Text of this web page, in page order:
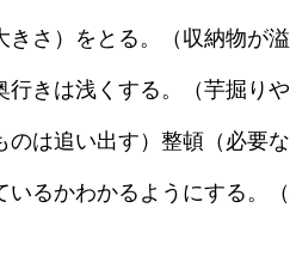
きさ）をとる。（収納物が溢
行きは浅くする。（芋掘り
のは追い出す）整頓（必要
いるかわかるようにする。（